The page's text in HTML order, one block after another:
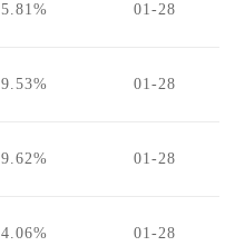
5.81% 01-28
9.53% 01-28
9.62% 01-28
4.06% 01-28